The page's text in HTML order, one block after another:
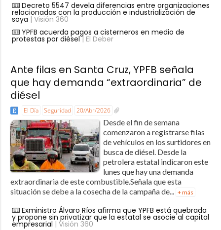
Decreto 5547 devela diferencias entre organizaciones
relacionadas con la producción e industrialización de
soya | Visión 360
YPFB acuerda pagos a cisterneros en medio de
protestas por diésel| El Deber
Ante filas en Santa Cruz, YPFB señala
que hay demanda “extraordinaria” de
diésel
El Día Seguridad 20/Abr/2026
Desde el fin de semana
comenzaron a registrarse filas
de vehículos en los surtidores en
busca de diésel. Desde la
petrolera estatal indicaron este
lunes que hay una demanda
extraordinaria de este combustible.Señala que esta
situación se debe a la cosecha de la campaña de... + más
Exministro Álvaro Ríos afirma que YPFB está quebrada
y propone sin privatizar que la estatal se asocie al capital
empresarial | Visión 360